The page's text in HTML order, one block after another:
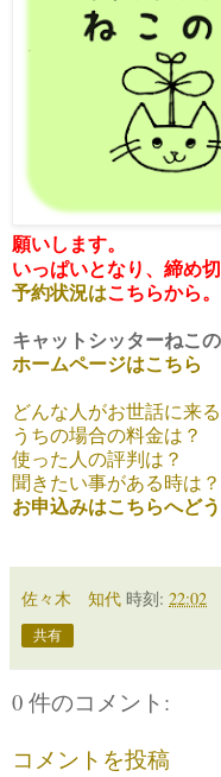
願いします。
いっぱいとなり、締め
予約状況はこちらから。
キャットシッターねこ
ホームページはこちら
どんな人がお世話に来
うちの場合の料金は？
使った人の評判は？
聞きたい事がある時は？
お申込みはこちらへど
佐々木 知代 時刻: 22:02
共有
0 件のコメント:
コメントを投稿